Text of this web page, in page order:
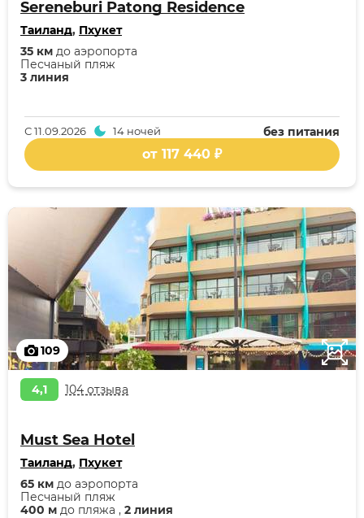
Sereneburi Patong Residence
Таиланд, Пхукет
3 линия
Песчаный пляж
35 км до аэропорта
без питания
С11.09.2026 14 ночей
от 117 440 ₽
109
4,1 104 отзыва
Must Sea Hotel
Таиланд, Пхукет
400 м до пляжа , 2 линия
Песчаный пляж
65 км до аэропорта